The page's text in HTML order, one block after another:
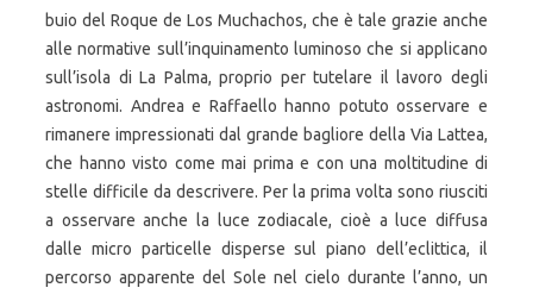
buio del Roque de Los Muchachos, che è tale grazie anche
alle normative sull’inquinamento luminoso che si applicano
sull’isola di La Palma, proprio per tutelare il lavoro degli
astronomi. Andrea e Raffaello hanno potuto osservare e
rimanere impressionati dal grande bagliore della Via Lattea,
che hanno visto come mai prima e con una moltitudine di
stelle difficile da descrivere. Per la prima volta sono riusciti
a osservare anche la luce zodiacale, cioè a luce diffusa
dalle micro particelle disperse sul piano dell’eclittica, il
percorso apparente del Sole nel cielo durante l’anno, un